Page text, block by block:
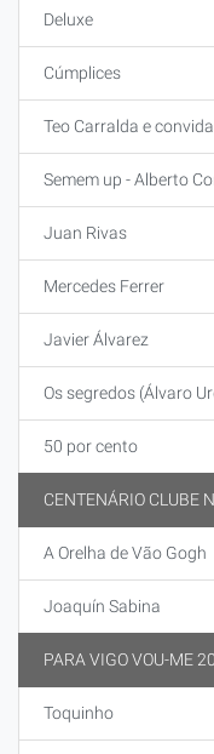
Deluxe
Cúmplices
Teo Carralda e
Semem up - Alberto
Juan Rivas
Mercedes Ferrer
Javier Álvarez
Os segredos (Álvaro
50 por cento
CENTENÁRIO CLUBE
A Orelha de Vão Gogh
Joaquín Sabina
PARA VIGO VOU-ME
Toquinho